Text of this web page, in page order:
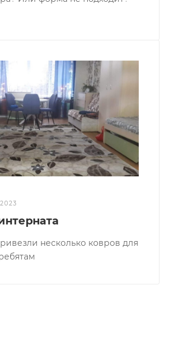
несколько ковров для